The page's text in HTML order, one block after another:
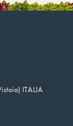
ITALIA